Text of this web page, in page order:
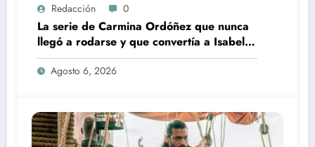
Redacción 0
La serie de Carmina Ordóñez que nunca
llegó a rodarse y que convertía a Isabel
Pantoja en la gran antagonista
Agosto 6, 2026